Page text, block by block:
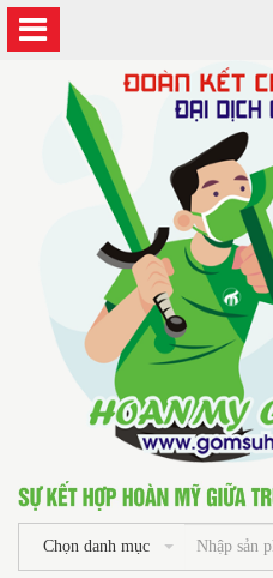
Chọn danh mục